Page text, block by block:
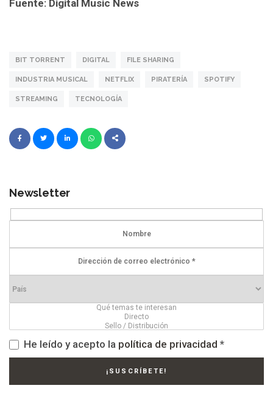
Fuente: Digital Music News
BIT TORRENT DIGITAL FILE SHARING
INDUSTRIA MUSICAL NETFLIX PIRATERÍA SPOTIFY
STREAMING TECNOLOGÍA
Newsletter
He leído y acepto la política de privacidad *